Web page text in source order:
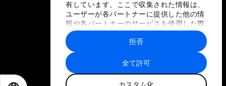
有しています。ここで収集された情報は、
ユーザーが各パートナーに提供した他の情
報や各パートナーのサービスを使用した際
に収集された情報と組み合わされ、各パー
トナーによって使用されることがありま
す。
全て許可
カスタム化
拒否
プライバシーポリシーと利用規約
サイトマップ